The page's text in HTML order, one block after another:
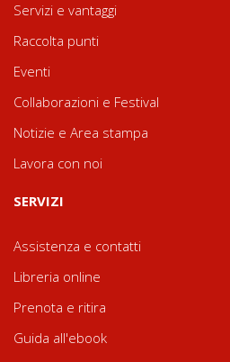
Servizi e vantaggi
Raccolta punti
Eventi
Collaborazioni e Festival
Notizie e Area stampa
Lavora con noi
SERVIZI
Assistenza e contatti
Libreria online
Prenota e ritira
Guida all'ebook